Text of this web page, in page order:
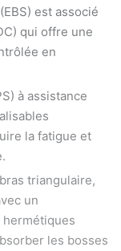
est associé
qui offre une
en
à assistance
la fatigue et
triangulaire,
un
hermétiques
les bosses